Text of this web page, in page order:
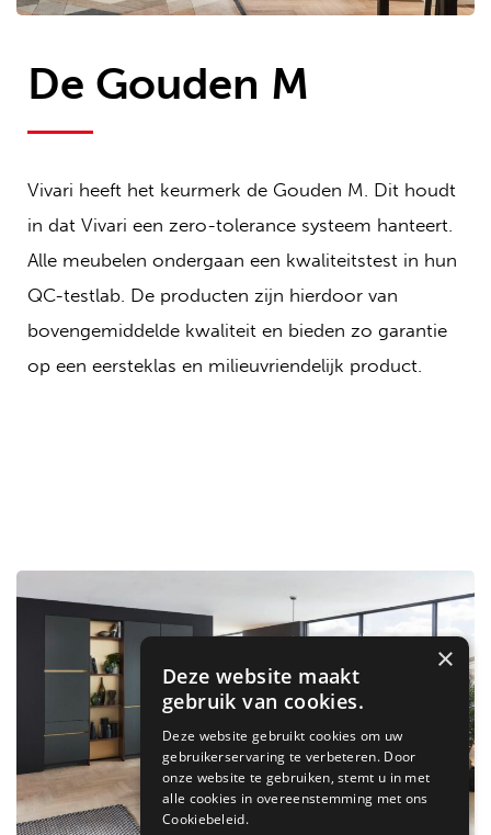
De Gouden M
Vivari heeft het keurmerk de Gouden M. Dit houdt
in dat Vivari een zero-tolerance systeem hanteert.
Alle meubelen ondergaan een kwaliteitstest in hun
QC-testlab. De producten zijn hierdoor van
bovengemiddelde kwaliteit en bieden zo garantie
op een eersteklas en milieuvriendelijk product.
×
Deze website maakt
gebruik van cookies.
Deze website gebruikt cookies om uw
gebruikerservaring te verbeteren. Door
onze website te gebruiken, stemt u in met
alle cookies in overeenstemming met ons
Cookiebeleid.